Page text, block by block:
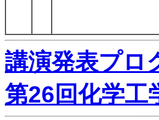
講演発表プロ
第26回化学工